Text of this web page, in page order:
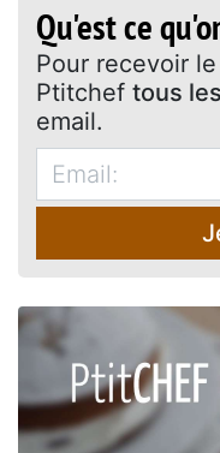
Qu'est ce
Pour recevoir le
Ptitchef tous
email.